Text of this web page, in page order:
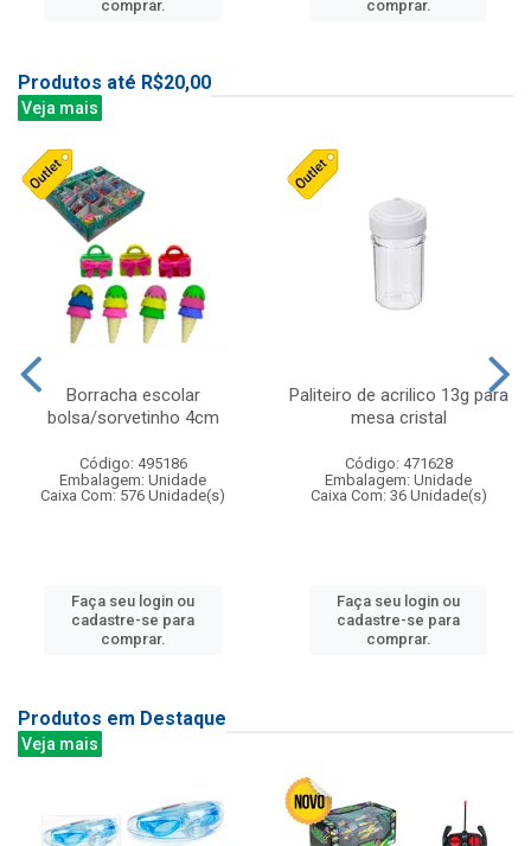
comprar.
comprar.
Produtos até R$20,00
Veja mais
Borracha escolar
bolsa/sorvetinho 4cm
Código: 495186
Embalagem: Unidade
Caixa Com: 576 Unidade(s)
Faça seu login ou
cadastre-se para
comprar.
Paliteiro de acrilico 13g para
mesa cristal
Código: 471628
Embalagem: Unidade
Caixa Com: 36 Unidade(s)
Faça seu login ou
cadastre-se para
comprar.
Produtos em Destaque
Veja mais